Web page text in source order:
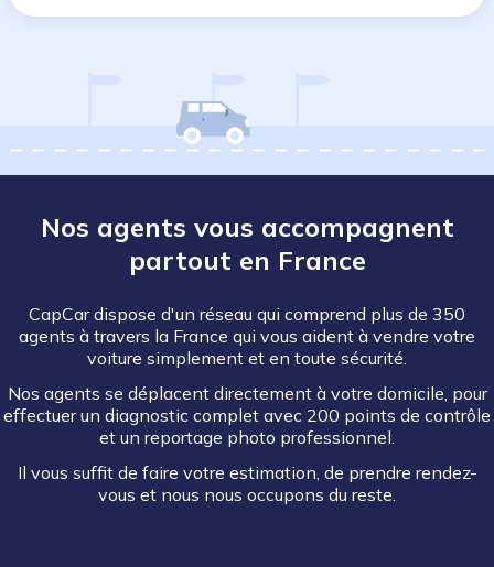
Nos agents vous accompagnent
partout en France
CapCar dispose d'un réseau qui comprend plus de 350
agents à travers la France qui vous aident à vendre votre
voiture simplement et en toute sécurité.
Nos agents se déplacent directement à votre domicile, pour
effectuer un diagnostic complet avec 200 points de contrôle
et un reportage photo professionnel.
Il vous suffit de faire votre estimation, de prendre rendez-
vous et nous nous occupons du reste.